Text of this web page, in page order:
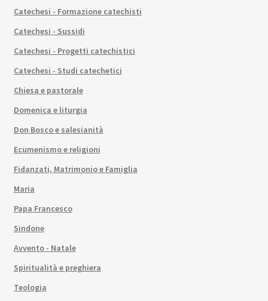
Catechesi - Formazione catechisti
Catechesi - Sussidi
Catechesi - Progetti catechistici
Catechesi - Studi catechetici
Chiesa e pastorale
Domenica e liturgia
Don Bosco e salesianità
Ecumenismo e religioni
Fidanzati, Matrimonio e Famiglia
Maria
Papa Francesco
Sindone
Avvento - Natale
Spiritualità e preghiera
Teologia